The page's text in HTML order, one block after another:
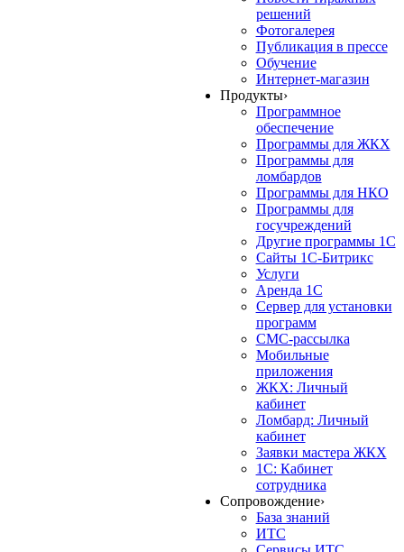
решений
Фотогалерея
Публикация в прессе
Обучение
Интернет-магазин
Продукты›
Программное
обеспечение
Программы для ЖКХ
Программы для
ломбардов
Программы для НКО
Программы для
госучреждений
Другие программы 1С
Сайты 1С-Битрикс
Услуги
Аренда 1С
Сервер для установки
программ
СМС-рассылка
Мобильные
приложения
ЖКХ: Личный
кабинет
Ломбард: Личный
кабинет
Заявки мастера ЖКХ
1С: Кабинет
сотрудника
Сопровождение›
База знаний
ИТС